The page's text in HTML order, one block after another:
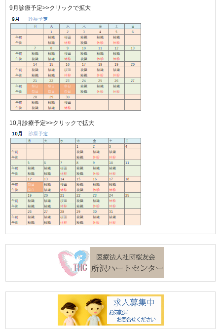
9月診療予定>>クリックで拡大
10月診療予定>>クリックで拡大